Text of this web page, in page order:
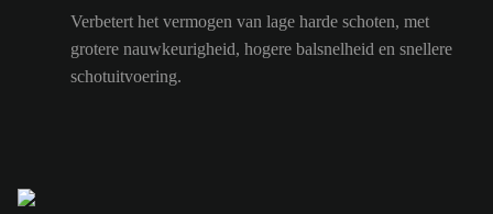
Verbetert het vermogen van lage harde schoten, met
grotere nauwkeurigheid, hogere balsnelheid en snellere
schotuitvoering.